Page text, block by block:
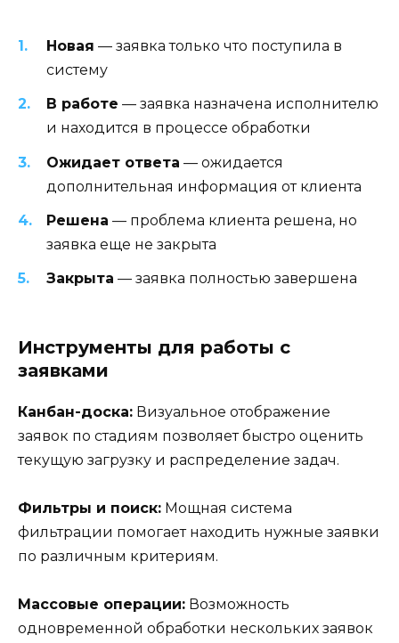
Новая — заявка только что поступила в
систему
В работе — заявка назначена исполнителю
и находится в процессе обработки
Ожидает ответа — ожидается
дополнительная информация от клиента
Решена — проблема клиента решена, но
заявка еще не закрыта
Закрыта — заявка полностью завершена
Инструменты для работы с
заявками
Канбан-доска: Визуальное отображение
заявок по стадиям позволяет быстро оценить
текущую загрузку и распределение задач.
Фильтры и поиск: Мощная система
фильтрации помогает находить нужные заявки
по различным критериям.
Массовые операции: Возможность
одновременной обработки нескольких заявок